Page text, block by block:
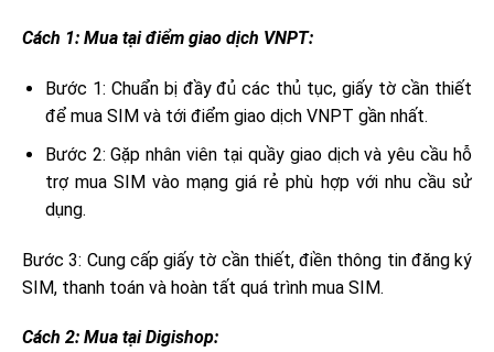
Cách 1: Mua tại điểm giao dịch VNPT:
Bước 1: Chuẩn bị đầy đủ các thủ tục, giấy tờ cần thiết
để mua SIM và tới điểm giao dịch VNPT gần nhất.
Bước 2: Gặp nhân viên tại quầy giao dịch và yêu cầu hỗ
trợ mua SIM vào mạng giá rẻ phù hợp với nhu cầu sử
dụng.
Bước 3: Cung cấp giấy tờ cần thiết, điền thông tin đăng ký
SIM, thanh toán và hoàn tất quá trình mua SIM.
Cách 2: Mua tại Digishop: